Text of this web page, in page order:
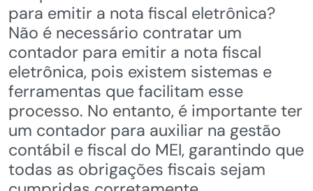
para emitir a nota fiscal eletrônica?
Não é necessário contratar um
contador para emitir a nota fiscal
eletrônica, pois existem sistemas e
ferramentas que facilitam esse
processo. No entanto, é importante ter
um contador para auxiliar na gestão
contábil e fiscal do MEI, garantindo que
todas as obrigações fiscais sejam